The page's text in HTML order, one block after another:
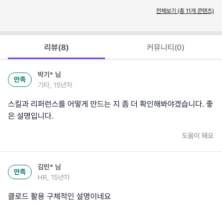
전체보기 (총 11개 콘텐츠)
리뷰(8) 커뮤니티(0)
만족
박기* 님
기타, 15년차
스킬과 리퍼런스를 어떻게 만드는 지 좀 더 확인해봐야겠습니다. 좋
은 설명입니다.
도움이 돼요
만족
김민* 님
HR, 15년차
클로드 활용 구체적인 설명이네요